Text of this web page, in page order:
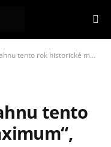
rok historické maximum“, tvrdí šéf Ripple
tento